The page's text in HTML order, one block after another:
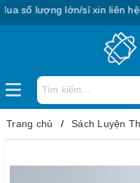
lượng lớn/sỉ xin liên hệ:
Trang chủ Sách Luyện